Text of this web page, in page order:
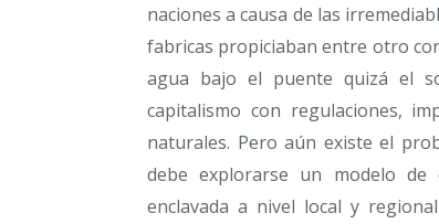
naciones a causa de las
fabricas propiciaban entre otro
agua bajo el puente quizá el
capitalismo con regulaciones,
naturales. Pero aún existe el
debe explorarse un modelo de
enclavada a nivel local y